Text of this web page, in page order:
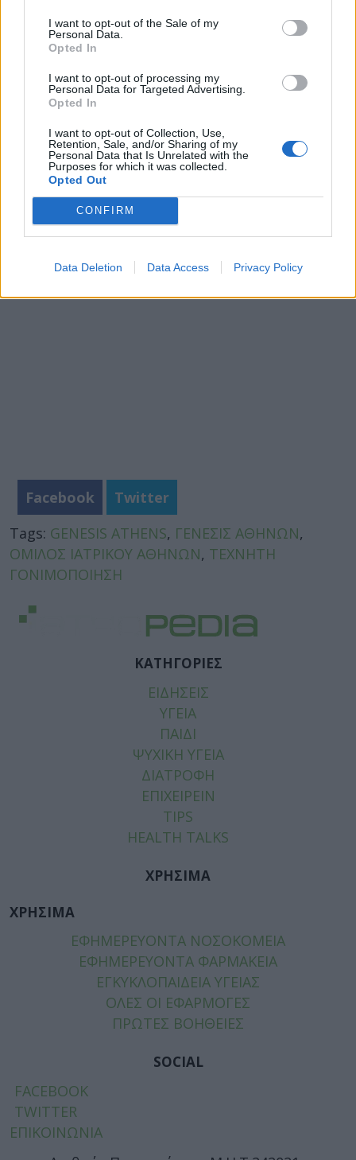
I want to opt-out of the Sale of my
Personal Data.
Opted In
I want to opt-out of processing my
Personal Data for Targeted Advertising.
Opted In
I want to opt-out of Collection, Use,
Retention, Sale, and/or Sharing of my
Personal Data that Is Unrelated with the
Purposes for which it was collected.
Opted Out
CONFIRM
Data Deletion Data Access Privacy Policy
επιστημονικό δυναμικό και την πλέον σύγχρονη
τεχνογνωσία στο χώρο της υγείας, την οποία
μπορεί να εξάγει και να δημιουργήσει
προστιθέμενη αξία για τη χώρα ανοίγοντας
νέους δρόμους στο εξωτερικό. Εξάλλου η
επιστήμη δεν γνωρίζει σύνορα ειδικά μέσα στην
οικογένεια της Ευρώπης και στόχος είναι πάντα
το καλό του ασθενή. Είναι πολύ σημαντικό που
οι γυναίκες της γειτονικής χώρας θα μπορούν
πλέον να έχουν το υψηλό επίπεδο υπηρεσιών
υγείας που έχουν και οι ελληνίδες και μάλιστα
Facebook
Twitter
Tags: GENESIS ATHENS, ΓΕΝΕΣΙΣ ΑΘΗΝΩΝ,
ΟΜΙΛΟΣ ΙΑΤΡΙΚΟΥ ΑΘΗΝΩΝ, ΤΕΧΝΗΤΗ
ΓΟΝΙΜΟΠΟΙΗΣΗ
ΚΑΤΗΓΟΡΙΕΣ
ΕΙΔΗΣΕΙΣ
ΥΓΕΙΑ
ΠΑΙΔΙ
ΨΥΧΙΚΗ ΥΓΕΙΑ
ΔΙΑΤΡΟΦΗ
ΕΠΙΧΕΙΡΕΙΝ
TIPS
HEALTH TALKS
ΧΡΗΣΙΜΑ
ΧΡΗΣΙΜΑ
ΕΦΗΜΕΡΕΥΟΝΤΑ ΝΟΣΟΚΟΜΕΙΑ
ΕΦΗΜΕΡΕΥΟΝΤΑ ΦΑΡΜΑΚΕΙΑ
ΕΓΚΥΚΛΟΠΑΙΔΕΙΑ ΥΓΕΙΑΣ
ΟΛΕΣ ΟΙ ΕΦΑΡΜΟΓΕΣ
ΠΡΩΤΕΣ ΒΟΗΘΕΙΕΣ
SOCIAL
FACEBOOK
TWITTER
ΕΠΙΚΟΙΝΩΝΙΑ